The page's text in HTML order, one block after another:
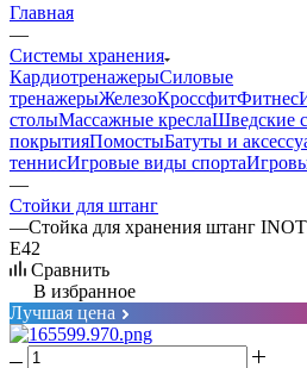
Главная
—
Системы хранения
КардиотренажерыСиловые
тренажерыЖелезоКроссфитФитнес
столыМассажные креслаШведские
покрытияПомостыБатуты и
теннисИгровые виды спорта
—
Стойки для штанг
—Стойка для хранения штанг
E42
Сравнить
В избранное
Лучшая цена